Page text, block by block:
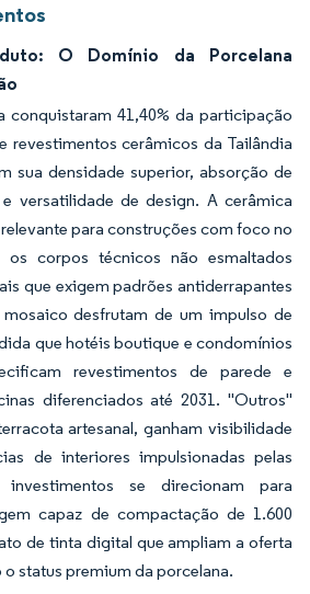
O Domínio da Porcelana
conquistaram 41,40% da participação
revestimentos cerâmicos da Tailândia
sua densidade superior, absorção de
versatilidade de design. A cerâmica
para construções com foco no
os corpos técnicos não esmaltados
que exigem padrões antiderrapantes
desfrutam de um impulso de
que hotéis boutique e condomínios
revestimentos de parede e
diferenciados até 2031. "Outros"
artesanal, ganham visibilidade
de interiores impulsionadas pelas
se direcionam para
capaz de compactação de 1.600
de tinta digital que ampliam a oferta
status premium da porcelana.